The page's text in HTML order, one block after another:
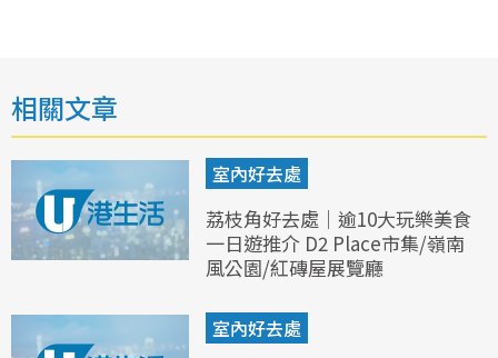
相關文章
室內好去處
荔枝角好去處｜逾10大玩樂美食
一日遊推介 D2 Place市集/嶺南
風公園/紅磚屋展覽廳
室內好去處